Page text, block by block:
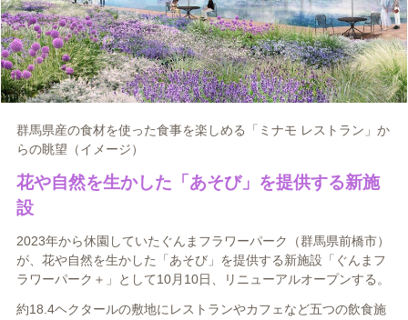
群馬県産の食材を使った食事を楽しめる「ミナモ レストラン」か
らの眺望（イメージ）
花や自然を生かした「あそび」を提供する新施
設
2023年から休園していたぐんまフラワーパーク（群馬県前橋市）
が、花や自然を生かした「あそび」を提供する新施設「ぐんまフ
ラワーパーク＋」として10月10日、リニューアルオープンする。
約18.4ヘクタールの敷地にレストランやカフェなど五つの飲食施